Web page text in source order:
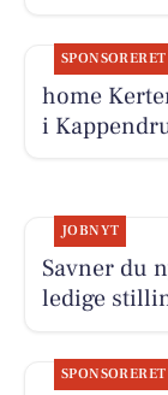
SPONSORERET
home
i
JOBNYT
Savner du
ledige
SPONSORERET